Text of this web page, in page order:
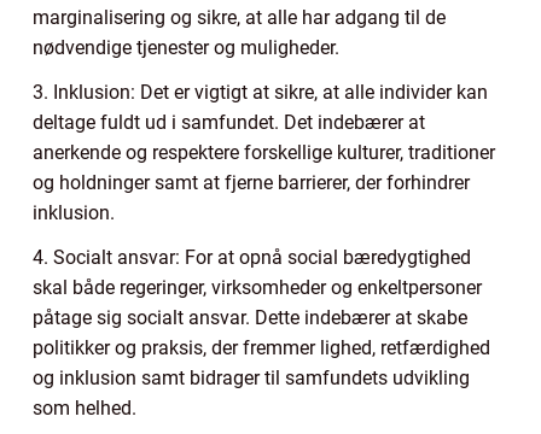
marginalisering og sikre, at alle har adgang til de
nødvendige tjenester og muligheder.
3. Inklusion: Det er vigtigt at sikre, at alle individer kan
deltage fuldt ud i samfundet. Det indebærer at
anerkende og respektere forskellige kulturer, traditioner
og holdninger samt at fjerne barrierer, der forhindrer
inklusion.
4. Socialt ansvar: For at opnå social bæredygtighed
skal både regeringer, virksomheder og enkeltpersoner
påtage sig socialt ansvar. Dette indebærer at skabe
politikker og praksis, der fremmer lighed, retfærdighed
og inklusion samt bidrager til samfundets udvikling
som helhed.